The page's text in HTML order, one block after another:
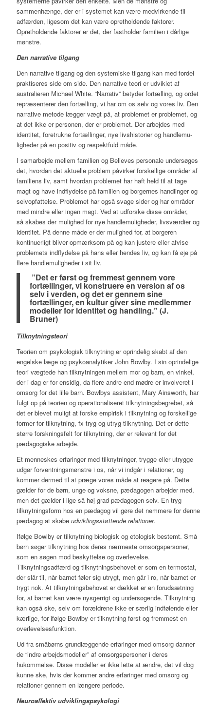
sammenhænge, der er i systemet kan være medvirkende til
adfærden, ligesom det kan være opretholdende faktorer.
Opretholdende faktorer er det, der fastholder familien i dårlige
mønstre.
Den narrative tilgang
Den narrative tilgang og den systemiske tilgang kan med fordel
praktiseres side om side. Den narrative teori er udviklet af
australieren Michael White. “Narrativ” betyder fortælling, og ordet
repræsenterer den fortælling, vi har om os selv og vores liv. Den
narrative metode lægger vægt på, at problemet er problemet, og
at det ikke er personen, der er problemet. Der arbejdes med
identitet, foretrukne fortællinger, nye livshistorier og handlemu­
ligheder på en positiv og respektfuld måde.
I samarbejde mellem familien og Believes personale undersøges
det, hvordan det aktuelle problem påvirker forskellige områder af
familiens liv, samt hvordan problemet har haft held til at tage
magt og have indflydelse på familien og borgernes handlinger og
selvopfattelse. Problemet har også svage sider og har områder
med mindre eller ingen magt. Ved at udforske disse områder,
så skabes der mulighed for nye handlemuligheder, livsværdier og
identitet. På denne måde er der mulighed for, at borgeren
kontinuerligt bliver opmærksom på og kan justere eller afvise
problemets indflydelse på hans eller hendes liv, og kan få øje på
flere handlemuligheder i sit liv.
”Det er først og fremmest gennem vore
fortællinger, vi konstruere en version af os
selv i verden, og det er gennem sine
fortællinger, en kultur giver sine medlemmer
modeller for identitet og handling.” (J.
Bruner)
Tilknytningsteori
Teorien om psykologisk tilknytning er oprindelig skabt af den
engelske læge og psykoanalytiker John Bowlby. I sin oprindelige
teori vægtede han tilknytningen mellem mor og barn, en vinkel,
der i dag er for ensidig, da flere andre end mødre er involveret i
omsorg for det lille barn. Bowlbys assistent, Mary Ainsworth, har
fulgt op på teorien og operationaliseret tilknytningsbegrebet, så
det er blevet muligt at forske empirisk i tilknytning og forskellige
former for tilknytning, fx tryg og utryg tilknytning. Det er dette
større forskningsfelt for tilknytning, der er relevant for det
pædagogiske arbejde.
Et menneskes erfaringer med tilknytninger, trygge eller utrygge
udgør forventningsmønstre i os, når vi indgår i relationer, og
kommer dermed til at præge vores måde at reagere på. Dette
gælder for de børn, unge og voksne, pædagogen arbejder med,
men det gælder i lige så høj grad pædagogen selv. En tryg
tilknytningsform hos en pædagog vil gøre det nemmere for denne
pædagog at skabe udviklingsstøttende relationer.
Ifølge Bowlby er tilknytning biologisk og etologisk bestemt. Små
børn søger tilknytning hos deres nærmeste omsorgspersoner,
som en søgen mod beskyttelse og overlevelse.
Tilknytningsadfærd og tilknytningsbehovet er som en termostat,
der slår til, når barnet føler sig utrygt, men går i ro, når barnet er
trygt nok. At tilknytningsbehovet er dækket er en forudsætning
for, at barnet kan være nysgerrigt og undersøgende. Tilknytning
kan også ske, selv om forældrene ikke er særlig indfølende eller
kærlige, for ifølge Bowlby er tilknytning først og fremmest en
overlevelsesfunktion.
Ud fra småbørns grundlæggende erfaringer med omsorg danner
de “indre arbejdsmodeller” af omsorgspersoner i deres
hukommelse. Disse modeller er ikke lette at ændre, det vil dog
kunne ske, hvis der kommer andre erfaringer med omsorg og
relationer gennem en længere periode.
Neuroaffektiv udviklingspsykologi